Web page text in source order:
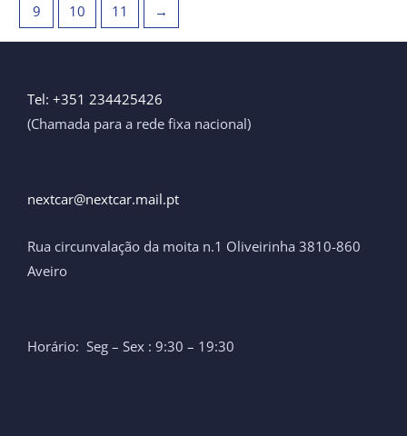
9 10 11 →
Tel: +351 234425426
(Chamada para a rede fixa nacional)
nextcar@nextcar.mail.pt ​
Rua circunvalação da moita n.1 Oliveirinha 3810-860
Aveiro
Horário: Seg – Sex : 9:30 – 19:30